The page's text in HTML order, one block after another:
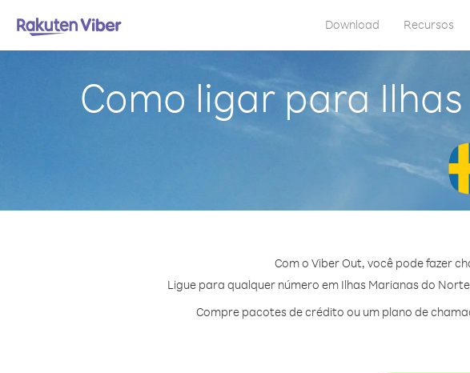
Download Recursos
Como ligar para
Com o Viber Out, você pode fazer
Ligue para qualquer número em Ilhas Marianas do
Compre pacotes de crédito ou um plano de